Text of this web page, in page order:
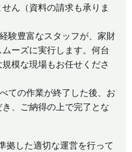
ん（資料の請求も承りま
経験豊富なスタッフが、家財
ーズに実行します。何台
模な現場もお任せくださ
ての作業が終了した後、お
、ご納得の上で完了とな
拠した適切な運営を行って